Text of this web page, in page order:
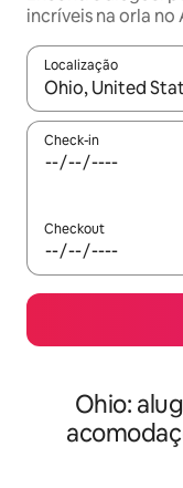
incríveis na orla no
Localização
Quando os
Check-in
Checkout
Ohio: